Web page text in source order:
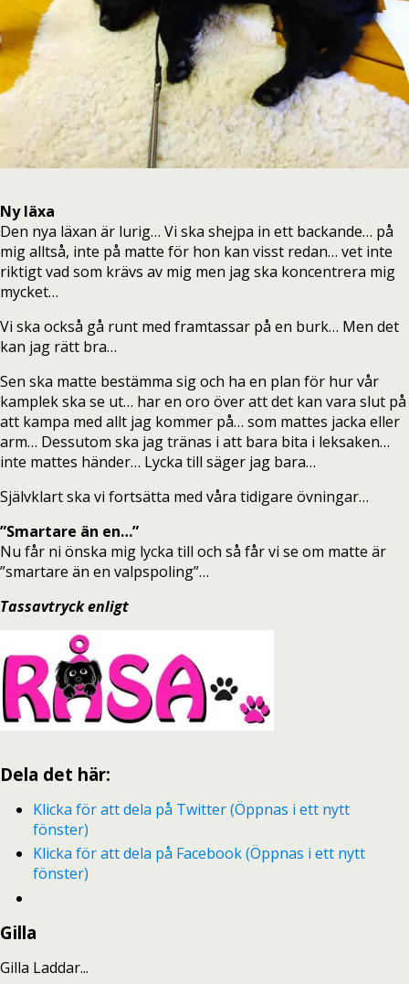
Ny läxa
Den nya läxan är lurig… Vi ska shejpa in ett backande… på
mig alltså, inte på matte för hon kan visst redan… vet inte
riktigt vad som krävs av mig men jag ska koncentrera mig
mycket…
Vi ska också gå runt med framtassar på en burk… Men det
kan jag rätt bra…
Sen ska matte bestämma sig och ha en plan för hur vår
kamplek ska se ut… har en oro över att det kan vara slut på
att kampa med allt jag kommer på… som mattes jacka eller
arm… Dessutom ska jag tränas i att bara bita i leksaken…
inte mattes händer… Lycka till säger jag bara…
Självklart ska vi fortsätta med våra tidigare övningar…
”Smartare än en…”
Nu får ni önska mig lycka till och så får vi se om matte är
”smartare än en valpspoling”…
Tassavtryck enligt
Dela det här:
Klicka för att dela på Twitter (Öppnas i ett nytt
fönster)
Klicka för att dela på Facebook (Öppnas i ett nytt
fönster)
Gilla
Gilla Laddar...